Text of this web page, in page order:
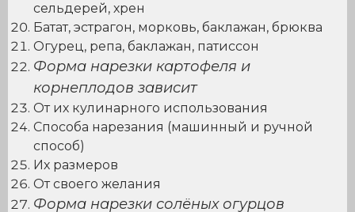
сельдерей, хрен
Батат, эстрагон, морковь, баклажан, брюква
Огурец, репа, баклажан, патиссон
Форма нарезки картофеля и
корнеплодов зависит
От их кулинарного использования
Способа нарезания (машинный и ручной
способ)
Их размеров
От своего желания
Форма нарезки солёных огурцов